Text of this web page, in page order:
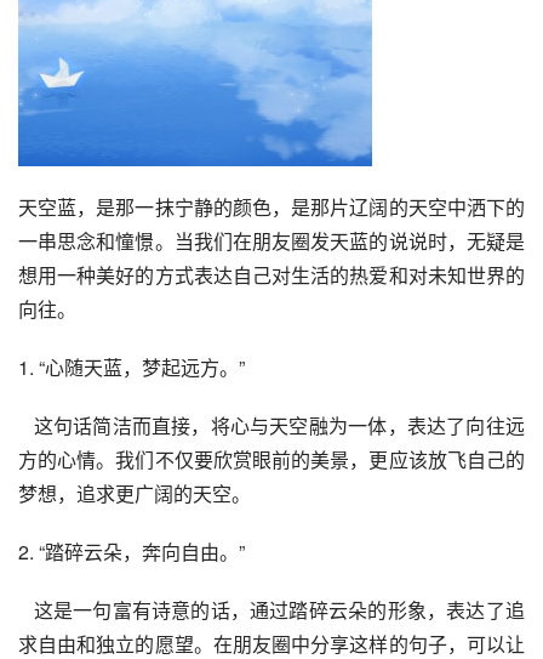
天空蓝，是那一抹宁静的颜色，是那片辽阔的天空中洒下的
一串思念和憧憬。当我们在朋友圈发天蓝的说说时，无疑是
想用一种美好的方式表达自己对生活的热爱和对未知世界的
向往。
1. “心随天蓝，梦起远方。”
方的心情。我们不仅要欣赏眼前的美景，更应该放飞自己的
梦想，追求更广阔的天空。
2. “踏碎云朵，奔向自由。”
求自由和独立的愿望。在朋友圈中分享这样的句子，可以让